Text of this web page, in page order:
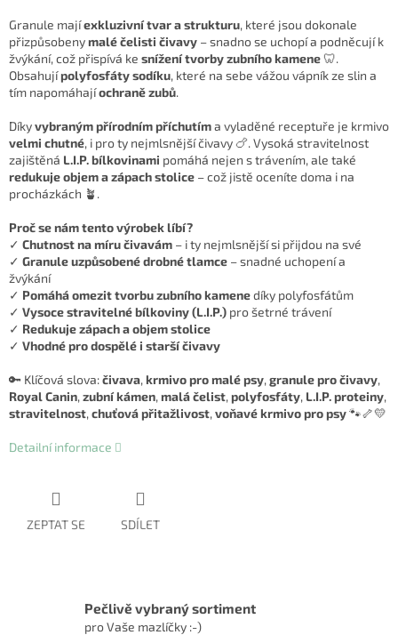
Granule majíexkluzivní tvar a strukturu, které jsou dokonale
přizpůsobenymalé čelisti čivavy – snadno se uchopí a podněcují k
žvýkání, což přispívá ke snížení tvorby zubního kamene 🦷.
Obsahujípolyfosfáty sodíku, které na sebe vážou vápník ze slin a
tím napomáhajíochraně zubů.
Díkyvybraným přírodním příchutíma vyladěné receptuře je krmivo
velmi chutné, i pro ty nejmlsnější čivavy 🍗. Vysoká stravitelnost
zajištěná L.I.P. bílkovinami pomáhá nejen s trávením, ale také
redukuje objem a zápach stolice – což jistě oceníte doma i na
procházkách 🪴.
Proč se nám tento výrobek líbí?
✓ Chutnost na míru čivavám – i ty nejmlsnější si přijdou na své
✓ Granule uzpůsobené drobné tlamce – snadné uchopení a
žvýkání
✓ Pomáhá omezit tvorbu zubního kamenedíky polyfosfátům
✓ Vysoce stravitelné bílkoviny (L.I.P.) pro šetrné trávení
✓ Redukuje zápach a objem stolice
✓ Vhodné pro dospělé i starší čivavy
🔑 Klíčová slova:čivava, krmivo pro malé psy, granule pro čivavy,
Royal Canin, zubní kámen, malá čelist, polyfosfáty, L.I.P. proteiny,
stravitelnost, chuťová přitažlivost, voňavé krmivo pro psy🐾🦴💛
Detailní informace
ZEPTAT SE SDÍLET
Pečlivě vybraný sortiment
pro Vaše mazlíčky :-)